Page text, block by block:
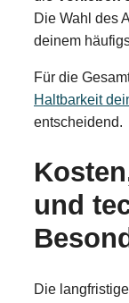
Die Wahl des
deinem
Für die
Haltbarkeit
entscheidend.
und
Die